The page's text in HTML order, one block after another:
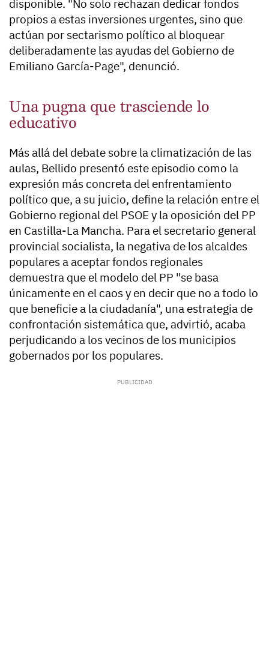
disponible. "No solo rechazan dedicar fondos
propios a estas inversiones urgentes, sino que
actúan por sectarismo político al bloquear
deliberadamente las ayudas del Gobierno de
Emiliano García-Page", denunció.
Una pugna que trasciende lo
educativo
Más allá del debate sobre la climatización de las
aulas, Bellido presentó este episodio como la
expresión más concreta del enfrentamiento
político que, a su juicio, define la relación entre el
Gobierno regional del PSOE y la oposición del PP
en Castilla-La Mancha. Para el secretario general
provincial socialista, la negativa de los alcaldes
populares a aceptar fondos regionales
demuestra que el modelo del PP "se basa
únicamente en el caos y en decir que no a todo lo
que beneficie a la ciudadanía", una estrategia de
confrontación sistemática que, advirtió, acaba
perjudicando a los vecinos de los municipios
gobernados por los populares.